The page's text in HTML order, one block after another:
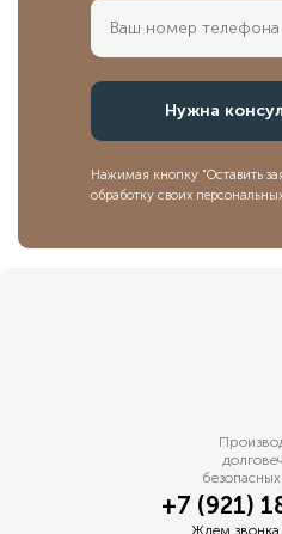
Нужна
Нажимая кнопку "Оставить
обработку своих
+7 (921)